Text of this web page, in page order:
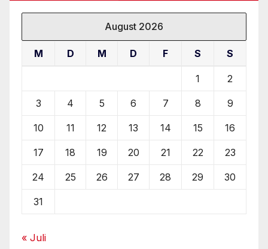
August 2026
M D M D F S S
1 2
3 4 5 6 7 8 9
10 11 12 13 14 15 16
17 18 19 20 21 22 23
24 25 26 27 28 29 30
31
« Juli